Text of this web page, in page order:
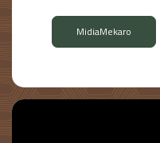
MidiaMekaro